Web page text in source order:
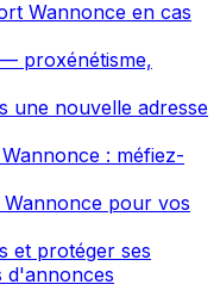
Wannonce en cas
proxénétisme,
une nouvelle adresse
: méfiez-
Wannonce pour vos
et protéger ses
d'annonces